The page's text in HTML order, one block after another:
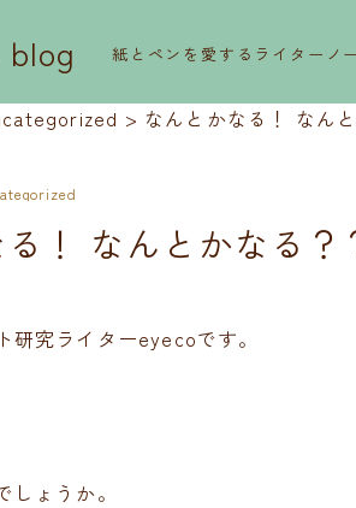
紙とペンを愛するライターノ
> なんとかなる！ なん
！ なんとかなる？
研究ライターeyecoです。
ょうか。